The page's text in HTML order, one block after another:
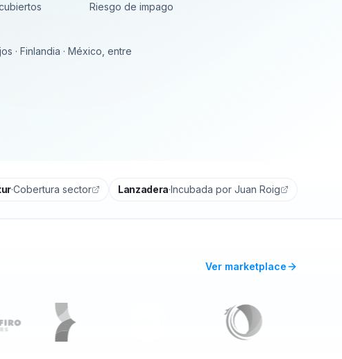
Riesgo de impago
· Finlandia · México, entre
·Cobertura sector Lanzadera·Incubada por Juan Roig
Ver marketplace